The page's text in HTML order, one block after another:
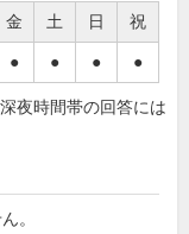
金 土 日 祝
● ● ● ●
夜時間帯の回答には
。